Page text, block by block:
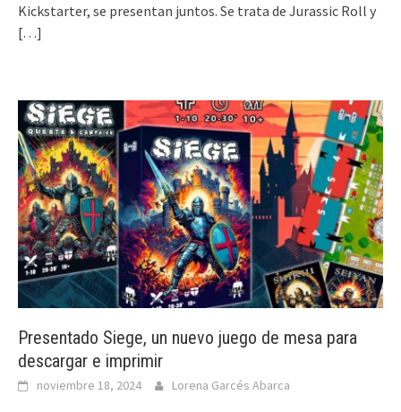
Kickstarter, se presentan juntos. Se trata de Jurassic Roll y
[…]
Presentado Siege, un nuevo juego de mesa para
descargar e imprimir
noviembre 18, 2024 Lorena Garcés Abarca